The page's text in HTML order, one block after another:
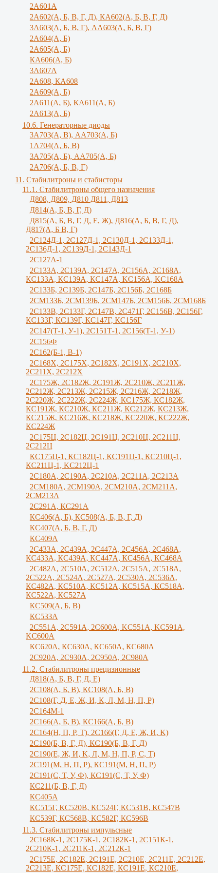
2А601А
2А602(А, Б, В, Г, Д), КА602(А, Б, В, Г, Д)
3A603(A, Б, B, Г), АА603(А, Б, В, Г)
2А604(А, Б)
2А605(А, Б)
КА606(А, Б)
3А607А
2А608, КА608
2А609(А, Б)
2А611(А, Б), КА611(А, Б)
2А613(А, Б)
10.6. Генераторные диоды
3A703(A, B), АА703(А, Б)
1А704(А, Б, В)
3А705(А, Б), АА705(А, Б)
2А706(А, Б, В, Г)
11. Стабилитроны и стабисторы
11.1. Стабилитроны общего назначения
Д808, Д809, Д810 Д811, Д813
Д814(А, Б, В, Г, Д)
Д815(А, Б, В, Г, Д, Е, Ж), Д816(А, Б, В, Г, Д),
Д817(А, Б В, Г)
2С124Д-1, 2С127Д-1, 2С130Д-1, 2С133Д-1,
2С136Д-1, 2С139Д-1, 2С143Д-1
2С127А-1
2C133А, 2C139А, 2С147А, 2С156А, 2С168А,
КС133А, КС139А, КС147А, KС156A, KС168A
2С133Б, 2С139Б, 2С147Б, 2С156Б, 2С168Б
2СМ133Б, 2СМ139Б, 2СМ147Б, 2СМ156Б, 2СМ168Б
2С133В, 2С133Г, 2C147B, 2С471Г, 2С156B, 2С156Г,
КС133Г, КС139Г, КС147Г, КС156Г
2С147(Т-1, У-1), 2С151Т-1, 2С156(Т-1, У-1)
2С156Ф
2С162(Б-1, В-1)
2С168Х, 2С175Х, 2С182Х, 2С191Х, 2С210Х,
2С211Х, 2С212Х
2С175Ж, 2С182Ж, 2С191Ж, 2С210Ж, 2C211Ж,
2С212Ж, 2С213Ж, 2С215Ж, 2С216Ж, 2С218Ж,
2С220Ж, 2С222Ж, 2С224Ж, КС175Ж, КС182Ж,
КС191Ж, КС210Ж, КС211Ж, КС212Ж, КС213Ж,
КС215Ж, КС216Ж, КС218Ж, КС220Ж, КС222Ж,
КС224Ж
2С175Ц, 2С182Ц, 2С191Ц, 2С210Ц, 2С211Ц,
2С212Ц
КС175Ц-1, КС182Ц-1, КС191Ц-1, КС210Ц-1,
КС211Ц-1, KС212Ц-1
2С180А, 2С190А, 2С210А, 2C211A, 2C213A
2СМ180А, 2СМ190А, 2CM210A, 2СМ211А,
2СМ213А
2С291А, КС291А
КС406(А, Б), КС508(А, Б, В, Г, Д)
КС407(А, Б, В, Г, Д)
КС409А
2С433А, 2С439А, 2С447А, 2С456А, 2С468А,
КС433А, КС439А, КС447А, КС456А, КС468А
2С482А, 2С510А, 2С512А, 2С515А, 2С518А,
2С522А, 2С524А, 2С527А, 2С530А, 2С536А,
КС482А, КС510А, КС512А, КС515А, КС518А,
КС522А, КС527А
КС509(А, Б, В)
КС533А
2С551А, 2С591А, 2С600А, KC551A, KC591A,
KC600A
КС620А, КС630А, КС650А, КС680А
2С920А, 2С930А, 2С950А, 2С980А
11.2. Стабилитроны прецизионные
Д818(А, Б, В, Г, Д, Е)
2С108(А, Б, В), КС108(А, Б, В)
2С108(Г, Д, Е, Ж, И, К, Л, М, Н, П, Р)
2С164М-1
2С166(А, Б, В), КС166(А, Б, В)
2С164(Н, П, Р, Т), 2С166(Г, Д, Е, Ж, И, K)
2С190(Б, В, Г, Д), КС190(Б, В, Г, Д)
2С190(Е, Ж, И, K, Л, М, Н, П, Р, С, Т)
2С191(М, Н, П, Р), КС191(М, Н, П, Р)
2С191(С, Т, У, Ф), КС191(С, Т, У, Ф)
КС211(Б, В, Г, Д)
КС405А
КС515Г, КС520В, КС524Г, КС531В, КС547В
КС539Г, КС568В, КС582Г, КС596В
11.3. Стабилитроны импульсные
2С168К-1, 2С175К-1, 2С182К-1, 2С151К-1,
2С210К-1, 2С211К-1, 2С212К-1
2С175Е, 2С182Е, 2С191Е, 2С210Е, 2С211Е, 2С212Е,
2С213Е, КС175Е, КС182Е, КС191Е, КС210Е,